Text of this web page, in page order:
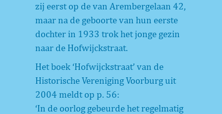
zij eerst op de van Arembergelaan 42,
maar na de geboorte van hun eerste
dochter in 1933 trok het jonge gezin
naar de Hofwijckstraat.
Het boek ‘Hofwijckstraat’ van de
Historische Vereniging Voorburg uit
2004 meldt op p. 56:
‘In de oorlog gebeurde het regelmatig